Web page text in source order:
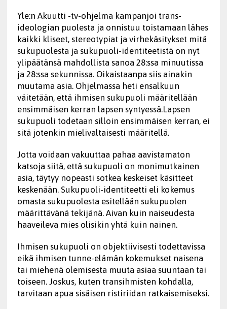
Yle:n Akuutti -tv-ohjelma kampanjoi trans-
ideologian puolesta ja onnistuu toistamaan lähes
kaikki kliseet, stereotypiat ja virhekäsitykset mitä
sukupuolesta ja sukupuoli-identiteetistä on nyt
ylipäätänsä mahdollista sanoa 28:ssa minuutissa
ja 28:ssa sekunnissa. Oikaistaanpa siis ainakin
muutama asia. Ohjelmassa heti ensalkuun
väitetään, että ihmisen sukupuoli määritellään
ensimmäisen kerran lapsen syntyessä.Lapsen
sukupuoli todetaan silloin ensimmäisen kerran, ei
sitä jotenkin mielivaltaisesti määritellä.
Jotta voidaan vakuuttaa pahaa aavistamaton
katsoja siitä, että sukupuoli on monimutkainen
asia, täytyy nopeasti sotkea keskeiset käsitteet
keskenään. Sukupuoli-identiteetti eli kokemus
omasta sukupuolesta esitellään sukupuolen
määrittävänä tekijänä. Aivan kuin naiseudesta
haaveileva mies olisikin yhtä kuin nainen.
Ihmisen sukupuoli on objektiivisesti todettavissa
eikä ihmisen tunne-elämän kokemukset naisena
tai miehenä olemisesta muuta asiaa suuntaan tai
toiseen. Joskus, kuten transihmisten kohdalla,
tarvitaan apua sisäisen ristiriidan ratkaisemiseksi.